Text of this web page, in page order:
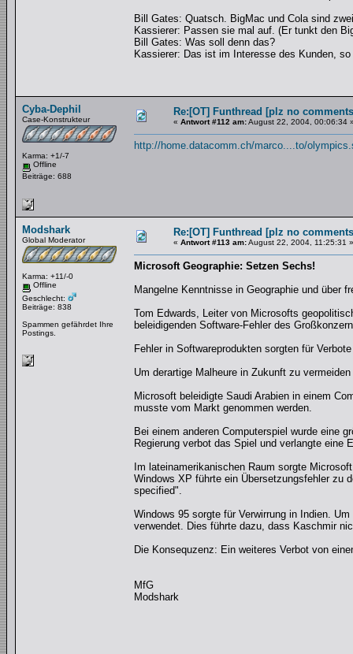
Bill Gates: Quatsch. BigMac und Cola sind
Kassierer: Passen sie mal auf. (Er tunkt den
Bill Gates: Was soll denn das?
Kassierer: Das ist im Interesse des Kunden,
Cyba-Dephil
Case-Konstrukteur
Karma: +1/-7
Offline
Beiträge: 688
Re:[OT] Funthread [plz no
« Antwort #112 am:August 22, 2004, 00:06:34
http://home.datacomm.ch/marco....to/
Modshark
Global Moderator
Karma: +11/-0
Offline
Geschlecht:
Beiträge: 838
Spammen gefährdet Ihre
Postings.
Re:[OT] Funthread [plz no
« Antwort #113 am:August 22, 2004, 11:25:31 »
Microsoft Geographie: Setzen Sechs!
Mangelne Kenntnisse in Geographie und über
Tom Edwards, Leiter von Microsofts
beleidigenden Software-Fehler des
Fehler in Softwareprodukten sorgten für
Um derartige Malheure in Zukunft zu
Microsoft beleidigte Saudi Arabien in einem
musste vom Markt genommen werden.
Bei einem anderen Computerspiel wurde eine
Regierung verbot das Spiel und verlangte eine
Im lateinamerikanischen Raum sorgte
Windows XP führte ein Übersetzungsfehler zu
specified".
Windows 95 sorgte für Verwirrung in Indien.
verwendet. Dies führte dazu, dass Kaschmir
Die Konsequzenz: Ein weiteres Verbot von
MfG
Modshark